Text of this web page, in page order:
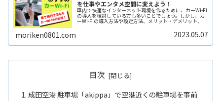
を仕事やエンタメ空間に変えよう！
車内で快適なインターネット環境を作るために、カーWi-Fi
の導入を検討している方も多いことでしょう。しかし、カ
ーWi-Fiの導入方法や設定方法、メリット・デメリット、注
意点などは多岐にわたり、初心者にとってはわかりにくい
moriken0801.com 2023.05.07
目次
成田空港 駐車場「akippa」で空港近くの駐車場を事前